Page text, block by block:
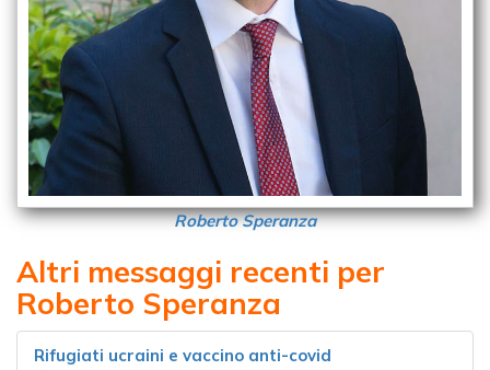
Roberto Speranza
Altri messaggi recenti per
Roberto Speranza
Rifugiati ucraini e vaccino anti-covid